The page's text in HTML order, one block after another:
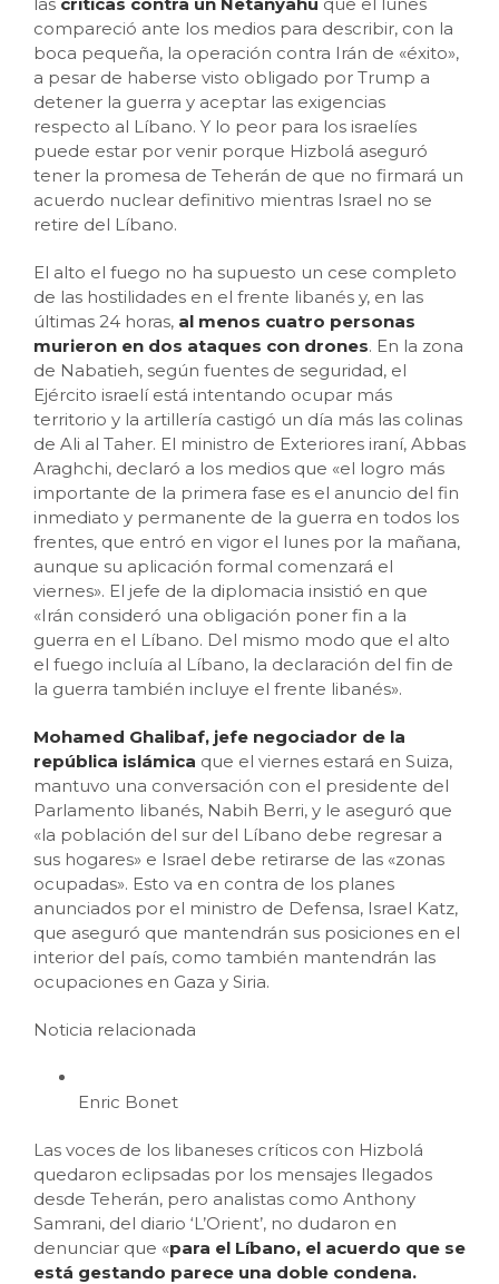
compareció ante los medios para describir, con la
boca pequeña, la operación contra Irán de «éxito»,
a pesar de haberse visto obligado por Trump a
detener la guerra y aceptar las exigencias
respecto al Líbano. Y lo peor para los israelíes
puede estar por venir porque Hizbolá aseguró
tener la promesa de Teherán de que no firmará un
acuerdo nuclear definitivo mientras Israel no se
retire del Líbano.
El alto el fuego no ha supuesto un cese completo
de las hostilidades en el frente libanés y, en las
últimas 24 horas, al menos cuatro personas
murieron en dos ataques con drones. En la zona
de Nabatieh, según fuentes de seguridad, el
Ejército israelí está intentando ocupar más
territorio y la artillería castigó un día más las colinas
de Ali al Taher. El ministro de Exteriores iraní, Abbas
Araghchi, declaró a los medios que «el logro más
importante de la primera fase es el anuncio del fin
inmediato y permanente de la guerra en todos los
frentes, que entró en vigor el lunes por la mañana,
aunque su aplicación formal comenzará el
viernes». El jefe de la diplomacia insistió en que
«Irán consideró una obligación poner fin a la
guerra en el Líbano. Del mismo modo que el alto
el fuego incluía al Líbano, la declaración del fin de
la guerra también incluye el frente libanés».
Mohamed Ghalibaf, jefe negociador de la
república islámica que el viernes estará en Suiza,
mantuvo una conversación con el presidente del
Parlamento libanés, Nabih Berri, y le aseguró que
«la población del sur del Líbano debe regresar a
sus hogares» e Israel debe retirarse de las «zonas
ocupadas». Esto va en contra de los planes
anunciados por el ministro de Defensa, Israel Katz,
que aseguró que mantendrán sus posiciones en el
interior del país, como también mantendrán las
ocupaciones en Gaza y Siria.
Noticia relacionada
Enric Bonet
Las voces de los libaneses críticos con Hizbolá
quedaron eclipsadas por los mensajes llegados
desde Teherán, pero analistas como Anthony
Samrani, del diario ‘L’Orient’, no dudaron en
denunciar que «para el Líbano, el acuerdo que se
está gestando parece una doble condena.